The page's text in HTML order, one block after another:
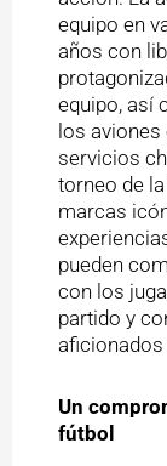
equipo en
años con
equipo, así
los aviones
servicios
torneo de
marcas
pueden
con los
partido y
Un
fútbol